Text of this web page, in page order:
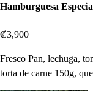
Hamburguesa
₡3,900
Fresco Pan, lechuga,
torta de carne 150g,